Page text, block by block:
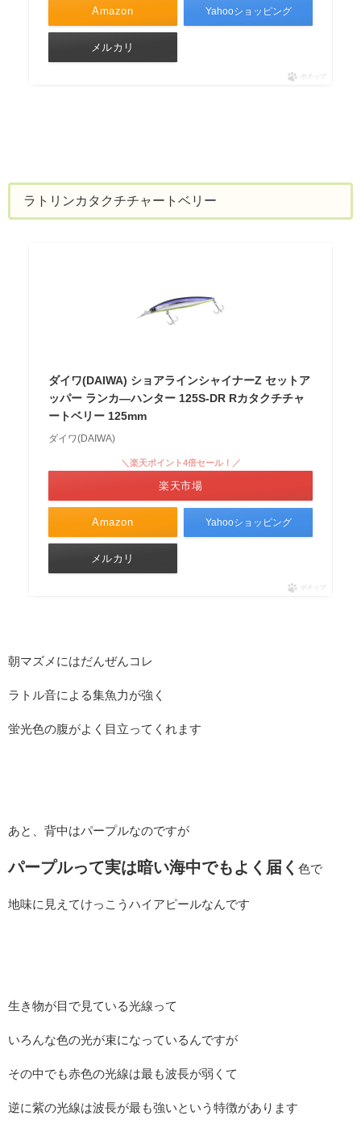
Amazon Yahooショッピング
メルカリ
ポチップ
ラトリンカタクチチャートベリー
ダイワ(DAIWA) ショアラインシャイナーZ セットア
ッパー ランカ―ハンター 125S-DR Rカタクチチャ
ートベリー 125mm
ダイワ(DAIWA)
Amazon
＼楽天ポイント4倍セール！／
楽天市場
Yahooショッピング
メルカリ
ポチップ
朝マズメにはだんぜんコレ
ラトル音による集魚力が強く
蛍光色の腹がよく目立ってくれます
あと、背中はパープルなのですが
パープルって実は暗い海中でもよく届く 色で
地味に見えてけっこうハイアピールなんです
生き物が目で見ている光線って
いろんな色の光が束になっているんですが
その中でも赤色の光線は最も波長が弱くて
逆に紫の光線は波長が最も強いという特徴があります